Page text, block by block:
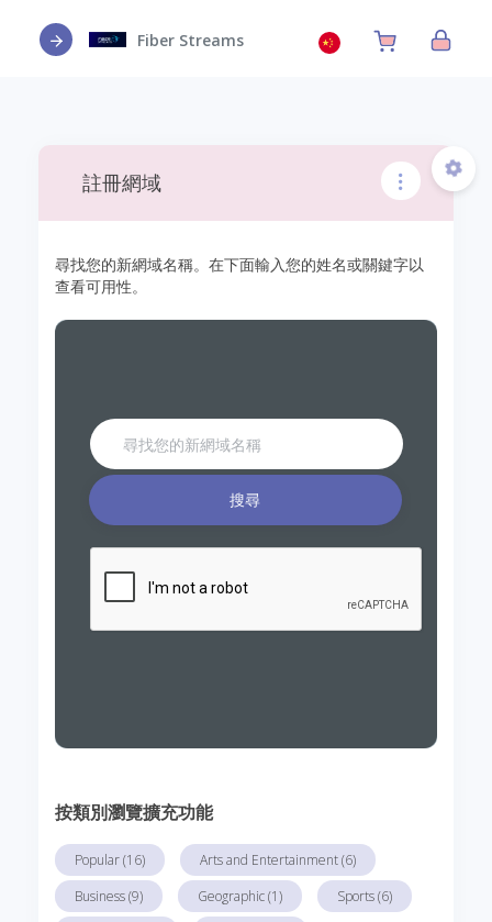
Fiber Streams
註冊網域
尋找您的新網域名稱。在下面輸入您的姓名或關鍵字以
查看可用性。
搜尋
按類別瀏覽擴充功能
Popular (16)
Arts and Entertainment (6)
Business (9)
Geographic (1)
Sports (6)